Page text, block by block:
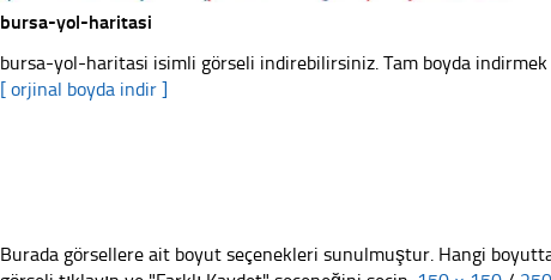
bursa-yol-haritasi
bursa-yol-haritasi isimli görseli indirebilirsiniz. Tam boyda indirmek
[ orjinal boyda indir ]
Burada görsellere ait boyut seçenekleri sunulmuştur. Hangi